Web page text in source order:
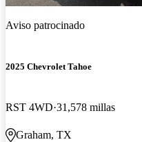
Aviso patrocinado
2025 Chevrolet Tahoe
RST 4WD 31,578 millas
Graham, TX